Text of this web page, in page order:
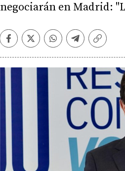
negociarán en Madrid:
Facebook
TwitterWhatsapp
Telegram
Copiar